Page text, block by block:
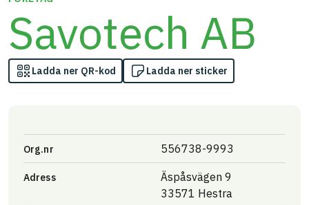
Savotech AB
Ladda ner QR-kod Ladda ner sticker
Org.nr 556738-9993
Adress
Äspåsvägen 9
33571 Hestra